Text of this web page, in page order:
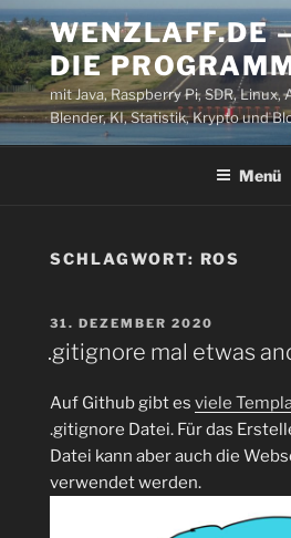
Zum
Inhalt
springen
WENZLAFF.DE
DIE
mit Java, Raspberry Pi, SDR, Linux,
Blender, KI, Statistik, Krypto und
Menü
SCHLAGWORT: ROS
VERÖFFENTLICHT
AM
31. DEZEMBER 2020
.gitignore mal etwas
Auf Github gibt es viele
.gitignore Datei. Für das
Datei kann aber auch die
verwendet werden.